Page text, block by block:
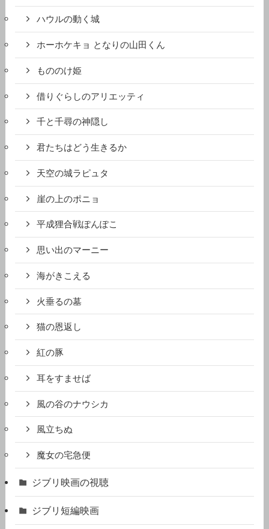
ハウルの動く城
ホーホケキョ となりの山田くん
もののけ姫
借りぐらしのアリエッティ
千と千尋の神隠し
君たちはどう生きるか
天空の城ラピュタ
崖の上のポニョ
平成狸合戦ぽんぽこ
思い出のマーニー
海がきこえる
火垂るの墓
猫の恩返し
紅の豚
耳をすませば
風の谷のナウシカ
風立ちぬ
魔女の宅急便
ジブリ映画の視聴
ジブリ短編映画